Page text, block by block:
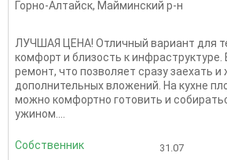
Горно-Алтайск, Майминский р-н
ЛУЧШАЯ ЦЕНА! Отличный вариант для
комфорт и близость к инфраструктуре.
ремонт, что позволяет сразу заехать и
дополнительных вложений. На кухне
можно комфортно готовить и
ужином....
Собственник 31.07